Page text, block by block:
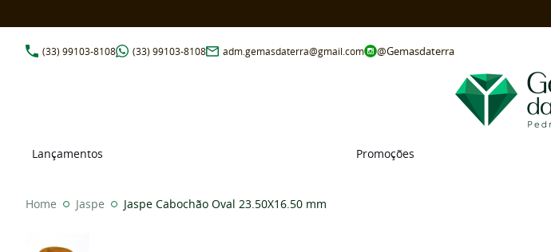
(33) 99103-8108 (33) 99103-8108 adm.gemasdaterra@gmail.com @Gemasdaterra
Lançamentos Promoções
Home Jaspe Jaspe Cabochão Oval 23.50X16.50 mm